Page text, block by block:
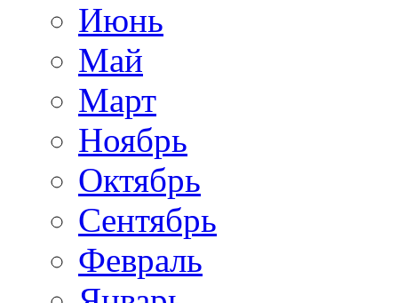
Июнь
Май
Март
Ноябрь
Октябрь
Сентябрь
Февраль